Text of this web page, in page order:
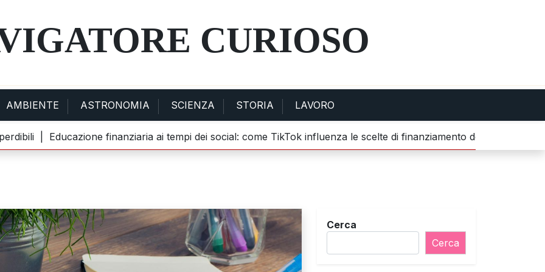
CURIOSO
AMBIENTE ASTRONOMIA SCIENZA STORIA LAVORO
|Educazione finanziaria ai tempi dei social: come TikTok influenza le scelte di finanziamento dei giovani |
Cerca
Cerca